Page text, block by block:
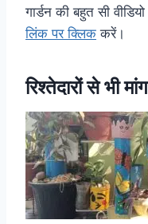
गार्डन की बहुत सी
लिंक पर क्लिक करें।
रिश्तेदारों से भी